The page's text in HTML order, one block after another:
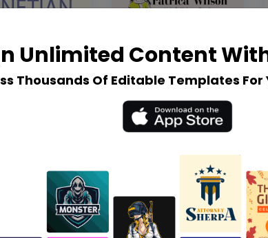
Unlimited Content
Thousands Of Editable Templates For